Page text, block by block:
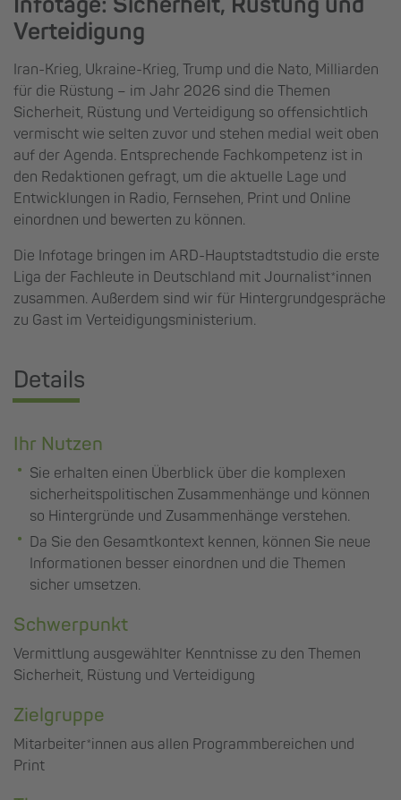
Verteidigung
Iran-Krieg, Ukraine-Krieg, Trump und die Nato, Milliarden
für die Rüstung – im Jahr 2026 sind die Themen
Sicherheit, Rüstung und Verteidigung so offensichtlich
vermischt wie selten zuvor und stehen medial weit oben
auf der Agenda. Entsprechende Fachkompetenz ist in
den Redaktionen gefragt, um die aktuelle Lage und
Entwicklungen in Radio, Fernsehen, Print und Online
einordnen und bewerten zu können.
Die Infotage bringen im ARD-Hauptstadtstudio die erste
Liga der Fachleute in Deutschland mit Journalist*innen
zusammen. Außerdem sind wir für Hintergrundgespräche
zu Gast im Verteidigungsministerium.
Details
Ihr Nutzen
Sie erhalten einen Überblick über die komplexen
sicherheitspolitischen Zusammenhänge und können
so Hintergründe und Zusammenhänge verstehen.
Da Sie den Gesamtkontext kennen, können Sie neue
Informationen besser einordnen und die Themen
sicher umsetzen.
Schwerpunkt
Vermittlung ausgewählter Kenntnisse zu den Themen
Sicherheit, Rüstung und Verteidigung
Zielgruppe
Mitarbeiter*innen aus allen Programmbereichen und
Print